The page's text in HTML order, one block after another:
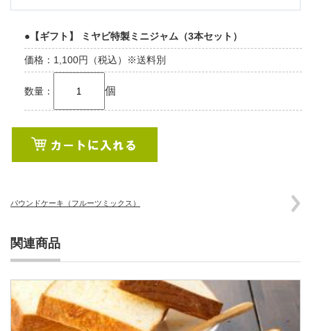
●【ギフト】 ミヤビ特製ミニジャム（3本セット）
価格：1,100円（税込）※送料別
数量： 個
パウンドケーキ（フルーツミックス）
関連商品